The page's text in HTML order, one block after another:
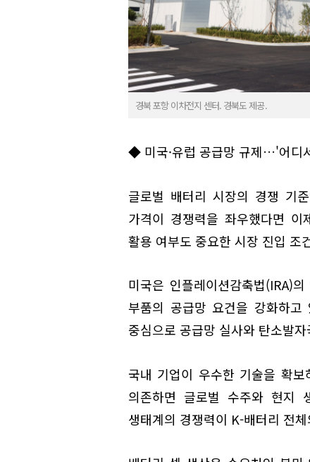
경북 포항 이차전지 센터. 경북도 제공.
◆ 미국·유럽 공급망 규제…'어디
글로벌 배터리 시장의 경쟁 기
가격이 경쟁력을 좌우했다면
활용 여부도 중요한 시장 진입 조
미국은 인플레이션감축법(IRA)
부품의 공급망 요건을 강화하고
중심으로 공급망 실사와 탄소발
국내 기업이 우수한 기술을 확
의존하면 글로벌 수주와 현지
생태계의 경쟁력이 K-배터리 전